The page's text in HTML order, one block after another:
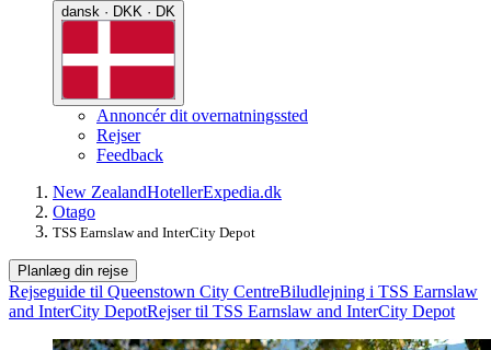
dansk · DKK · DK
Annoncér dit overnatningssted
Rejser
Feedback
New ZealandHotellerExpedia.dk
Otago
TSS Earnslaw and InterCity Depot
Planlæg din rejse
Rejseguide til Queenstown City CentreBiludlejning i TSS Earnslaw
and InterCity DepotRejser til TSS Earnslaw and InterCity Depot